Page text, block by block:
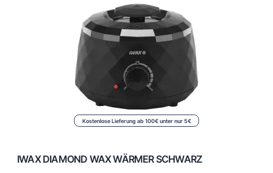
Kostenlose Lieferung ab 100€ unter nur 5€
IWAX DIAMOND WAX WÄRMER SCHWARZ